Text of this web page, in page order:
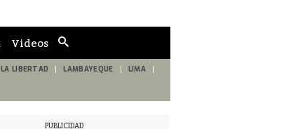
de
búsqueda
Videos
LA LIBERTAD LAMBAYEQUE LIMA